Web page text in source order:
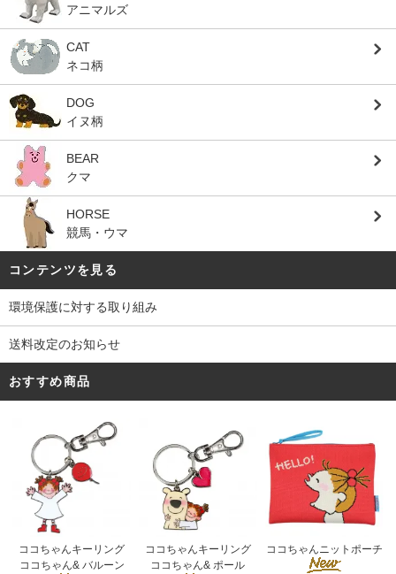
アニマルズ
CAT
ネコ柄
DOG
イヌ柄
BEAR
クマ
HORSE
競馬・ウマ
コンテンツを見る
環境保護に対する取り組み
送料改定のお知らせ
おすすめ商品
ココちゃんキーリング
ココちゃん& バルーン
ココちゃんキーリング
ココちゃん& ポール
ココちゃんニットポーチ